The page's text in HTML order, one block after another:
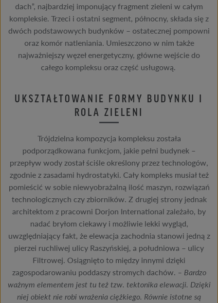
dach”, najbardziej imponujący fragment zieleni w całym
kompleksie. Trzeci i ostatni segment, północny, składa się z
dwóch podstawowych budynków – ostatecznej pompowni
oraz komór natleniania. Umieszczono w nim także
najważniejszy węzeł energetyczny, główne wejście do
całego kompleksu oraz część usługową.
UKSZTAŁTOWANIE FORMY BUDYNKU I
ROLA ZIELENI
Trójdzielna kompozycja kompleksu została
podporządkowana funkcjom, jakie pełni budynek –
przepływ wody został ściśle określony przez technologów,
zgodnie z zasadami hydrostatyki. Cały kompleks musiał też
pomieścić w sobie niewyobrażalną ilość maszyn, rozwiązań
technologicznych czy zbiorników. Z drugiej strony jednak
architektom z pracowni Dorjon International zależało, by
nadać bryłom ciekawy i możliwie lekki wygląd,
uwzględniający fakt, że elewacja zachodnia stanowi jedną z
pierzei ruchliwej ulicy Raszyńskiej, a południowa – ulicy
Filtrowej. Osiągnięto to między innymi dzięki
zagospodarowaniu poddaszy stromych dachów. – Bardzo
ważnym elementem jest tu też tzw. tektonika elewacji. Dzięki
niej obiekt nie robi wrażenia ciężkiego. Równie istotne są